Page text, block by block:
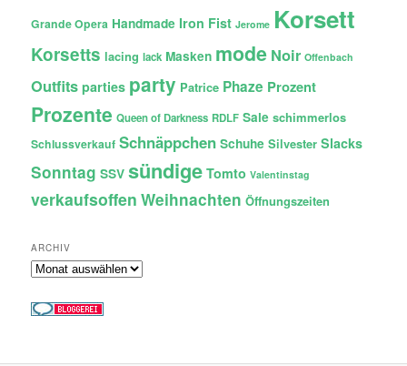
Grande Opera Handmade Iron Fist Jerome Korsett
Korsetts lacing lack Masken mode Noir Offenbach
Outfits parties party Patrice Phaze Prozent
Prozente Queen of Darkness RDLF Sale schimmerlos
Schlussverkauf Schnäppchen Schuhe Silvester Slacks
Sonntag SSV sündige Tomto Valentinstag
verkaufsoffen Weihnachten Öffnungszeiten
ARCHIV
Archiv